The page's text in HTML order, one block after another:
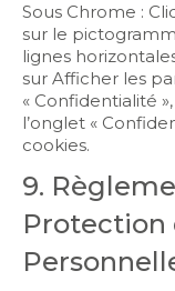
Sous Chrome :
sur le
lignes
sur Afficher les
« Confidentialité
l’onglet «
cookies.
9.
Protection